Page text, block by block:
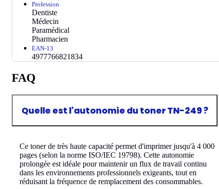
Profession
Dentiste
Médecin
Paramédical
Pharmacien
EAN-13
4977766821834
FAQ
Quelle est l'autonomie du toner TN-249 ?
Ce toner de très haute capacité permet d'imprimer jusqu'à 4 000
pages (selon la norme ISO/IEC 19798). Cette autonomie
prolongée est idéale pour maintenir un flux de travail continu
dans les environnements professionnels exigeants, tout en
réduisant la fréquence de remplacement des consommables.